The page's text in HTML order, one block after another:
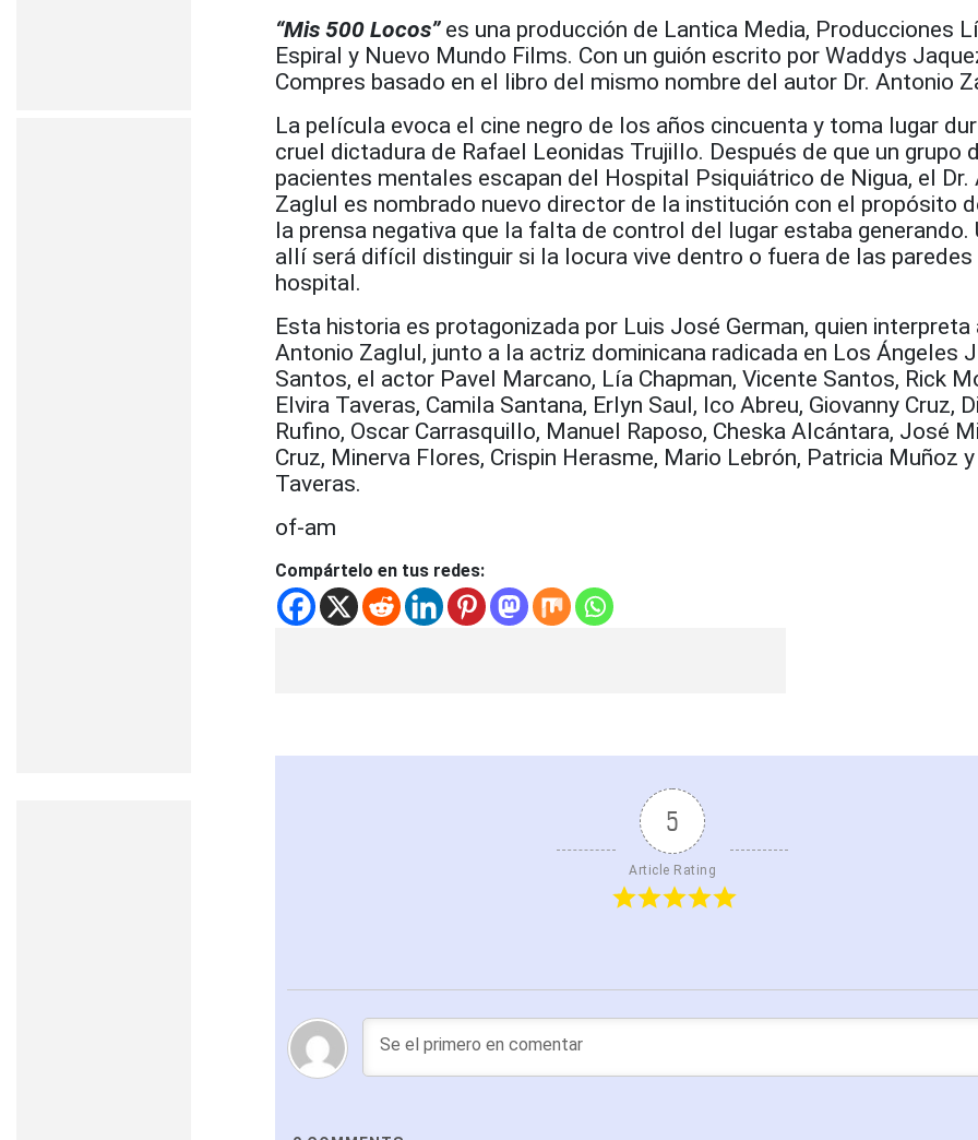
“Mis 500 Locos”es una producción de Lantica Media, Producciones
Espiral y Nuevo Mundo Films. Con un guión escrito por Waddys
Compres basado en el libro del mismo nombre del autor Dr. Antonio
La película evoca el cine negro de los años cincuenta y toma lugar
cruel dictadura de Rafael Leonidas Trujillo. Después de que un grupo
pacientes mentales escapan del Hospital Psiquiátrico de Nigua, el Dr.
Zaglul es nombrado nuevo director de la institución con el propósito
la prensa negativa que la falta de control del lugar estaba generando.
allí será difícil distinguir si la locura vive dentro o fuera de las
hospital.
Esta historia es protagonizada por Luis José German, quien interpreta
Antonio Zaglul, junto a la actriz dominicana radicada en Los Ángeles
Santos, el actor Pavel Marcano, Lía Chapman, Vicente Santos, Rick
Elvira Taveras, Camila Santana, Erlyn Saul, Ico Abreu, Giovanny Cruz,
Rufino, Oscar Carrasquillo, Manuel Raposo, Cheska Alcántara, José
Cruz, Minerva Flores, Crispin Herasme, Mario Lebrón, Patricia Muñoz
Taveras.
of-am
Compártelo en tus redes:
5
Article Rating